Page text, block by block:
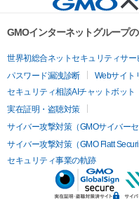
GMOインターネットグループ
世界初総合ネットセキュリティサー
パスワード漏洩診断
Webサイト
セキュリティ相談AIチャットボット
実在証明・盗聴対策
サイバー攻撃対策（GMOサイバー
サイバー攻撃対策（GMO Flatt
セキュリティ事業の軌跡